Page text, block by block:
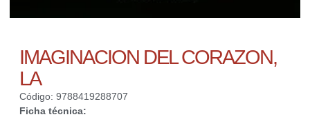
IMAGINACION DEL CORAZON,
LA
Código: 9788419288707
Ficha técnica: